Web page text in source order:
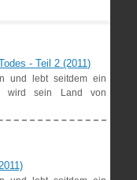
- Teil 2 (2011)
und lebt seitdem ein
wird sein Land von